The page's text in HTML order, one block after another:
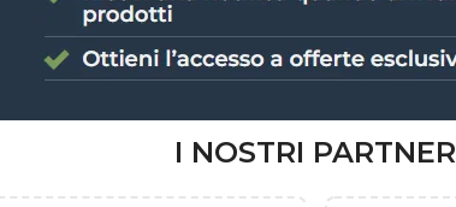
I NOSTRI PARTNER